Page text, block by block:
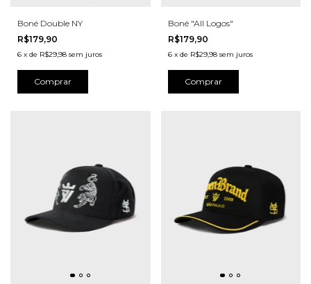
Boné Double NY
R$179,90
6 x de R$29,98 sem juros
Comprar
Boné "All Logos"
R$179,90
6 x de R$29,98 sem juros
Comprar